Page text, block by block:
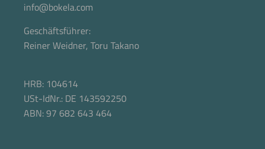
info@bokela.com
Geschäftsführer:
Reiner Weidner, Toru Takano
HRB: 104614
USt-IdNr.: DE 143592250
ABN: 97 682 643 464